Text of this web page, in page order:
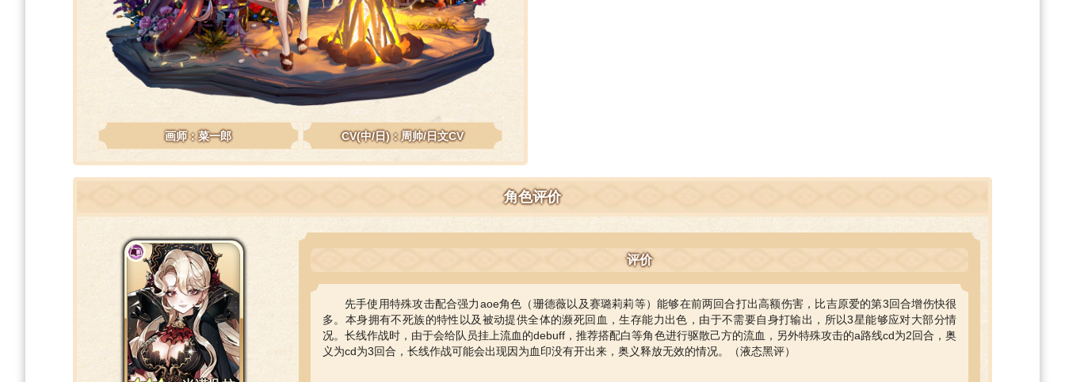
画师：菜一郎 CV(中/日)：周帅/日文CV
角色评价
评价
先手使用特殊攻击配合强力aoe角色（珊德薇以及赛璐莉莉等）能够在前两回合打出高额伤害，比吉原爱的第3回合增伤快很
多。本身拥有不死族的特性以及被动提供全体的濒死回血，生存能力出色，由于不需要自身打输出，所以3星能够应对大部分情
况。长线作战时，由于会给队员挂上流血的debuff，推荐搭配白等角色进行驱散己方的流血，另外特殊攻击的a路线cd为2回合，奥
义为cd为3回合，长线作战可能会出现因为血印没有开出来，奥义释放无效的情况。（液态黑评）